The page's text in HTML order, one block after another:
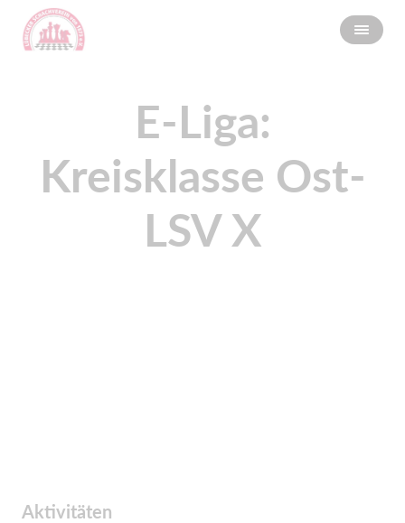
E-Liga:
Kreisklasse Ost-
LSV X
Aktivitäten